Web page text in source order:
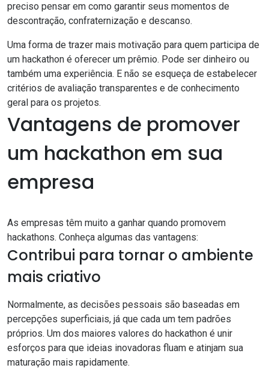
preciso pensar em como garantir seus momentos de
descontração, confraternização e descanso.
Uma forma de trazer mais motivação para quem participa de
um hackathon é oferecer um prêmio. Pode ser dinheiro ou
também uma experiência. E não se esqueça de estabelecer
critérios de avaliação transparentes e de conhecimento
geral para os projetos.
Vantagens de promover
um hackathon em sua
empresa
As empresas têm muito a ganhar quando promovem
hackathons. Conheça algumas das vantagens:
Contribui para tornar o ambiente
mais criativo
Normalmente, as decisões pessoais são baseadas em
percepções superficiais, já que cada um tem padrões
próprios. Um dos maiores valores do hackathon é unir
esforços para que ideias inovadoras fluam e atinjam sua
maturação mais rapidamente.